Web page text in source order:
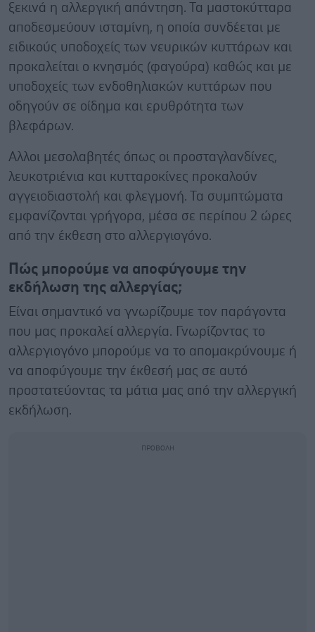
ξεκινά η αλλεργική απάντηση. Τα μαστοκύτταρα
αποδεσμεύουν ισταμίνη, η οποία συνδέεται με
ειδικούς υποδοχείς των νευρικών κυττάρων και
προκαλείται ο κνησμός (φαγούρα) καθώς και με
υποδοχείς των ενδοθηλιακών κυττάρων που
οδηγούν σε οίδημα και ερυθρότητα των
βλεφάρων.
Αλλοι μεσολαβητές όπως οι προσταγλανδίνες,
λευκοτριένια και κυτταροκίνες προκαλούν
αγγειοδιαστολή και φλεγμονή. Τα συμπτώματα
εμφανίζονται γρήγορα, μέσα σε περίπου 2 ώρες
από την έκθεση στο αλλεργιογόνο.
Πώς μπορούμε να αποφύγουμε την
εκδήλωση της αλλεργίας;
Είναι σημαντικό να γνωρίζουμε τον παράγοντα
που μας προκαλεί αλλεργία. Γνωρίζοντας το
αλλεργιογόνο μπορούμε να το απομακρύνουμε ή
να αποφύγουμε την έκθεσή μας σε αυτό
προστατεύοντας τα μάτια μας από την αλλεργική
εκδήλωση.